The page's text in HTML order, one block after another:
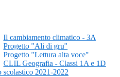
Il cambiamento climatico - 3A
Progetto "Ali di gru"
Progetto "Lettura alta voce"
CLIL Geografia - Classi 1A e 1D
scolastico 2021-2022